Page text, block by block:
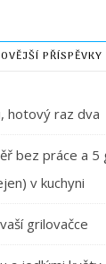
PŘÍSPĚVKY
hotový raz dva
bez práce a 5
v kuchyni
grilovačce